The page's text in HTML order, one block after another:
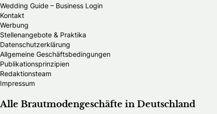
Wedding Guide – Business Login
Kontakt
Werbung
Stellenangebote & Praktika
Datenschutzerklärung
Allgemeine Geschäftsbedingungen
Publikationsprinzipien
Redaktionsteam
Impressum
Alle Brautmodengeschäfte in Deutschland